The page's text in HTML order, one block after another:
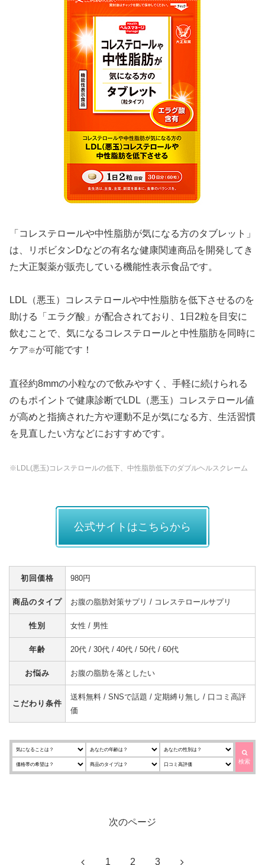
「コレステロールや中性脂肪が気になる方のタブレット」
は、リボビタンDなどの有名な健康関連商品を開発してき
た大正製薬が販売している機能性表示食品です。
LDL（悪玉）コレステロールや中性脂肪を低下させるのを
助ける「エラグ酸」が配合されており、1日2粒を目安に
飲むことで、気になるコレステロールと中性脂肪を同時に
ケア※が可能です！
直径約8mmの小粒なので飲みやすく、手軽に続けられる
のもポイントで健康診断でLDL（悪玉）コレステロール値
が高めと指摘された方や運動不足が気になる方、生活習慣
を見直したい方などにおすすめです。
※LDL(悪玉)コレステロールの低下、中性脂肪低下のダブルヘルスクレーム
公式サイトはこちらから
初回価格 980円
商品のタイプ お腹の脂肪対策サプリ / コレステロールサプリ
性別 女性 / 男性
年齢 20代 / 30代 / 40代 / 50代 / 60代
お悩み お腹の脂肪を落としたい
こだわり条件
送料無料 / SNSで話題 / 定期縛り無し / 口コミ高評
価
検索
次のページ
前 1 2 3 次